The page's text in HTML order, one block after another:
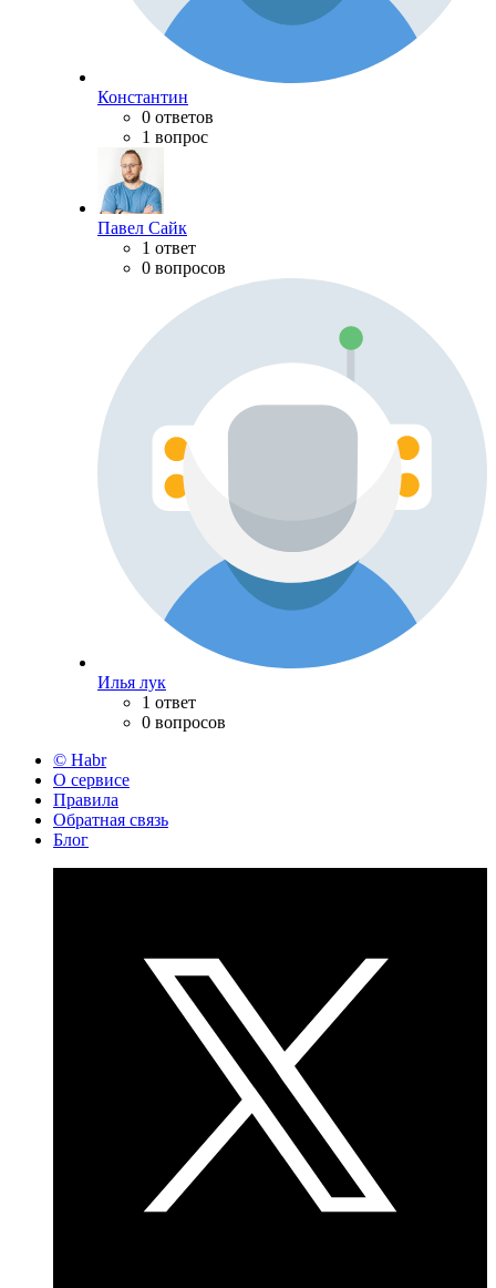
Константин
0 ответов
1 вопрос
Павел Сайк
1 ответ
0 вопросов
Илья лук
1 ответ
0 вопросов
© Habr
О сервисе
Правила
Обратная связь
Блог